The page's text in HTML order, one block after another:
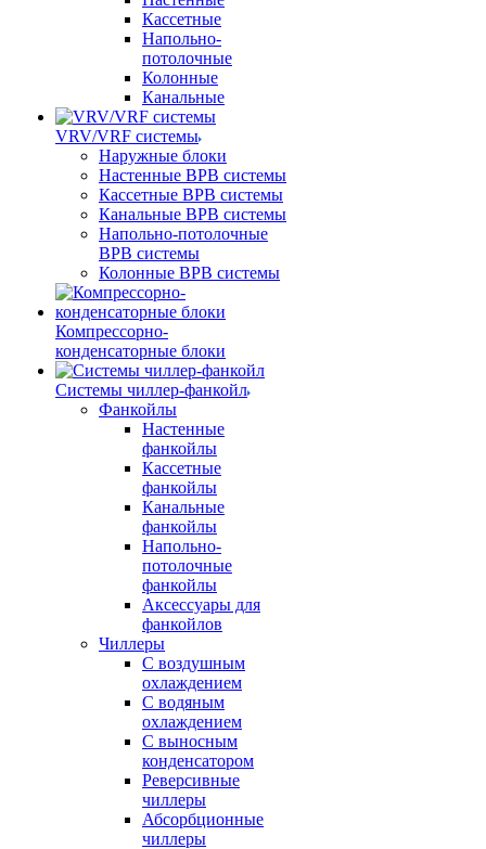
Кассетные
Напольно-
потолочные
Колонные
Канальные
VRV/VRF системы
Наружные блоки
Настенные ВРВ системы
Кассетные ВРВ системы
Канальные ВРВ системы
Напольно-потолочные
ВРВ системы
Колонные ВРВ системы
Компрессорно-
конденсаторные блоки
Системы чиллер-фанкойл
Фанкойлы
Настенные
фанкойлы
Кассетные
фанкойлы
Канальные
фанкойлы
Напольно-
потолочные
фанкойлы
Аксессуары для
фанкойлов
Чиллеры
С воздушным
охлаждением
С водяным
охлаждением
С выносным
конденсатором
Реверсивные
чиллеры
Абсорбционные
чиллеры